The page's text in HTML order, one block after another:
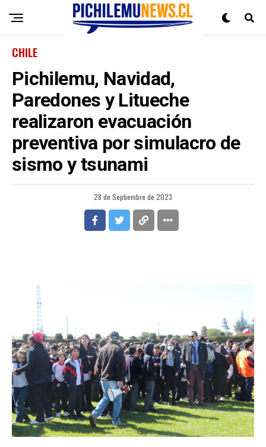
CHILE
Pichilemu, Navidad,
Paredones y Litueche
realizaron evacuación
preventiva por simulacro de
sismo y tsunami
28 de Septiembre de 2023